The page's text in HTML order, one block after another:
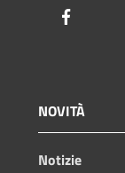
NOVITÀ
Notizie